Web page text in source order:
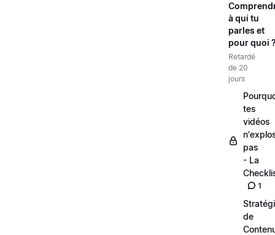
à qui tu
parles et
pour quoi
Retardé
de 20
jours
tes
vidéos
pas
- La
1
de